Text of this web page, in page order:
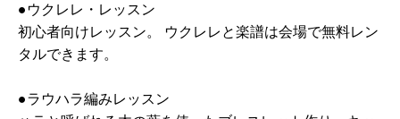
●ウクレレ・レッスン
初心者向けレッスン。 ウクレレと楽譜は会場で無料レン
タルできます。
●ラウハラ編みレッスン